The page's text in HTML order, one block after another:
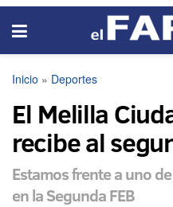
Inicio » Deportes
El Melilla
recibe al
Estamos frente a uno
en la Segunda FEB